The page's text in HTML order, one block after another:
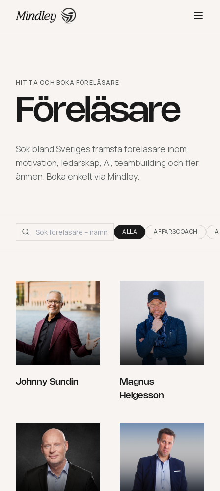
HITTA OCH BOKA FÖRELÄSARE
Föreläsare
Sök bland Sveriges främsta föreläsare inom
motivation, ledarskap, AI, teambuilding och fler
ämnen. Boka enkelt via Mindley.
ALLA AFFÄRSCOACH
Johnny Sundin
Magnus
Helgesson